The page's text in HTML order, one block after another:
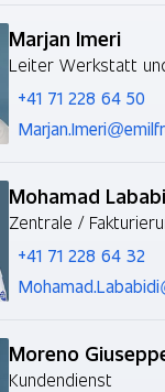
Marjan Imeri
Leiter Werkstatt
+41 71 228 64 50
Mohamad
Zentrale /
+41 71 228 64 32
Moreno
Kundendienst